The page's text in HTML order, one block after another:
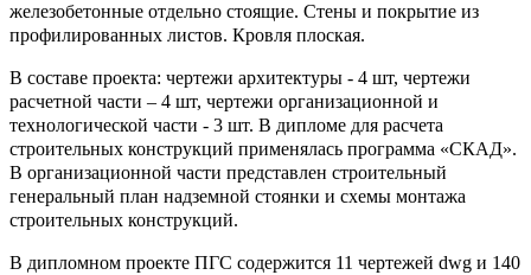
железобетонные отдельно стоящие. Стены и покрытие из
профилированных листов. Кровля плоская.
В составе проекта: чертежи архитектуры - 4 шт, чертежи
расчетной части – 4 шт, чертежи организационной и
технологической части - 3 шт. В дипломе для расчета
строительных конструкций применялась программа «СКАД».
В организационной части представлен строительный
генеральный план надземной стоянки и схемы монтажа
строительных конструкций.
В дипломном проекте ПГС содержится 11 чертежей dwg и 140